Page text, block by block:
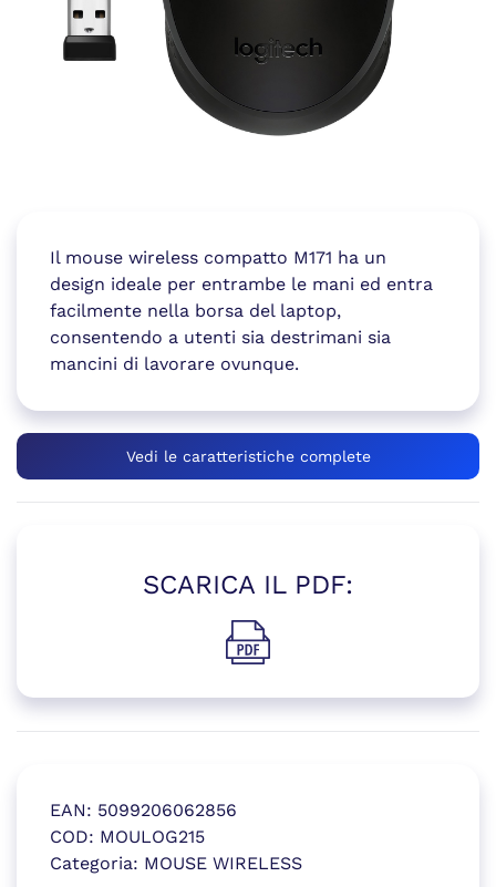
Il mouse wireless compatto M171 ha un
design ideale per entrambe le mani ed entra
facilmente nella borsa del laptop,
consentendo a utenti sia destrimani sia
mancini di lavorare ovunque.
Vedi le caratteristiche complete
EAN: 5099206062856
COD: MOULOG215
Categoria: MOUSE WIRELESS
(si apre in una nuova
SCARICA IL PDF:
(si apre in una nuova